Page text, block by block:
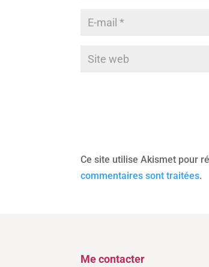
Ce site utilise Akismet pour
commentaires sont traitées.
Me contacter